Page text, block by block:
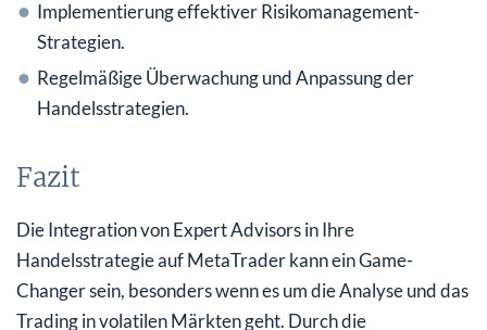
Implementierung effektiver Risikomanagement-
Strategien.
Regelmäßige Überwachung und Anpassung der
Handelsstrategien.
Fazit
Die Integration von Expert Advisors in Ihre
Handelsstrategie auf MetaTrader kann ein Game-
Changer sein, besonders wenn es um die Analyse und das
Trading in volatilen Märkten geht. Durch die